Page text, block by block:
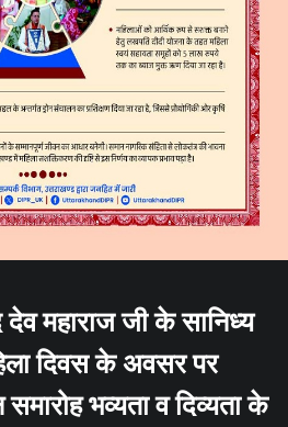
देव महाराज जी के सानिध्य
दिवस के अवसर पर
समारोह भव्यता व दिव्यता के